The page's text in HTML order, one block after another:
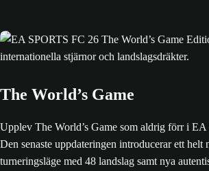
The World’s Game
Upplev The World’s Game som aldrig förr i
Den senaste uppdateringen introducerar ett helt
turneringsläge med 48 landslag samt nya